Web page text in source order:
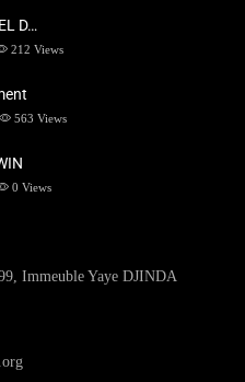
D…
212 Views
563 Views
0 Views
Immeuble Yaye DJINDA